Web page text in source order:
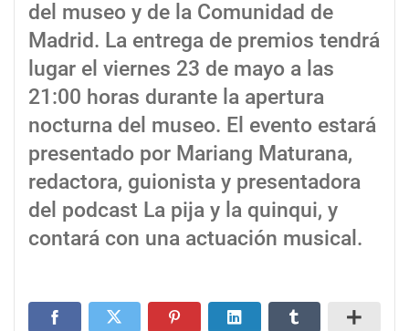
del museo y de la Comunidad de
Madrid. La entrega de premios tendrá
lugar el viernes 23 de mayo a las
21:00 horas durante la apertura
nocturna del museo. El evento estará
presentado por Mariang Maturana,
redactora, guionista y presentadora
del podcast La pija y la quinqui, y
contará con una actuación musical.